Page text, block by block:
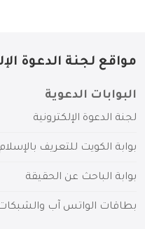
مواقع لجنة الدعوة
البوابات الدعوية
لجنة الدعوة الإلكترونية
بوابة الكويت للتعريف بالإسلام
بوابة الباحث عن الحقيقة
بطاقات الواتس آب والشبكات